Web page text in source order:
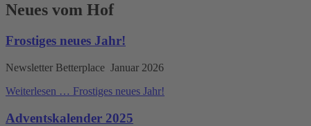
Neues vom Hof
Frostiges neues Jahr!
Newsletter Betterplace Januar 2026
Weiterlesen … Frostiges neues Jahr!
Adventskalender 2025